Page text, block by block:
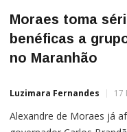
Moraes toma
benéficas a
no Maranhão
Luzimara Fernandes 17
Alexandre de Moraes já